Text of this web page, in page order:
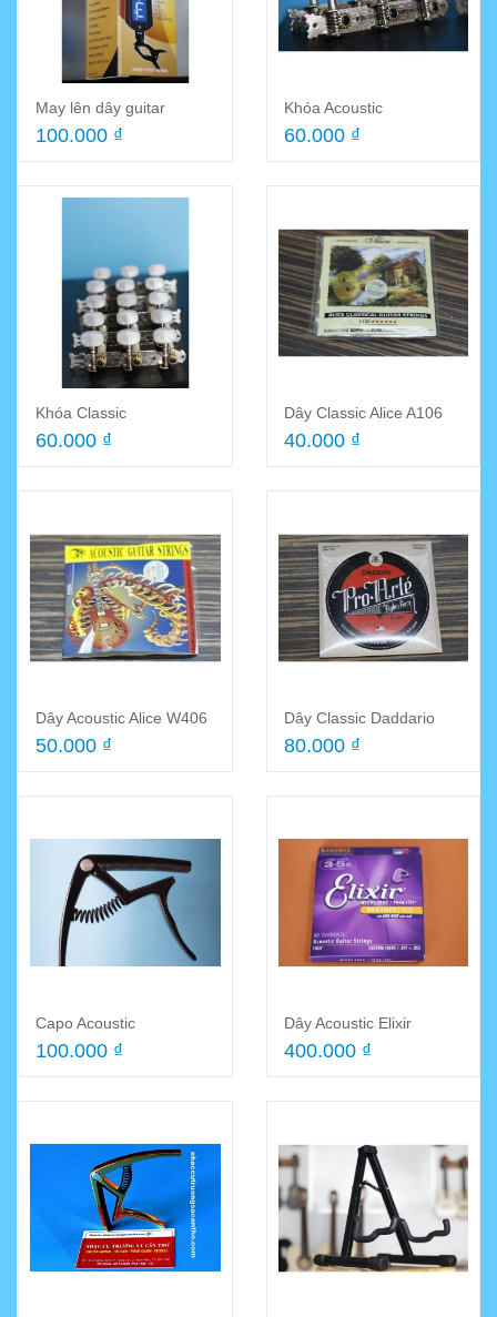
May lên dây guitar
100.000 ₫
Khóa Acoustic
60.000 ₫
Khóa Classic
60.000 ₫
Dây Classic Alice A106
40.000 ₫
Dây Acoustic Alice W406
50.000 ₫
Dây Classic Daddario
80.000 ₫
Capo Acoustic
100.000 ₫
Dây Acoustic Elixir
400.000 ₫